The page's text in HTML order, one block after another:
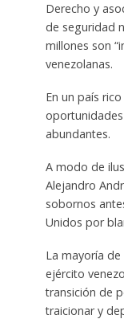
Derecho y
de seguridad
millones son
venezolanas.
En un país
abundantes.
A modo de
Alejandro
sobornos
Unidos por
La mayoría
ejército
transición de
traicionar y